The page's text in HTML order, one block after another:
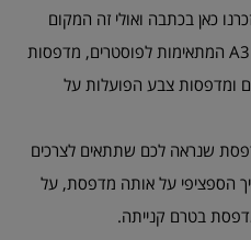
כאן בכתבה ואולי זה המקום
A3 המתאימות לפוסטרים, מדפסות
ומדפסות צבע הפועלות על
שנראה לכם שתתאים לצרכים
הספציפי על אותה מדפסת, על
בטרם קנייתה.